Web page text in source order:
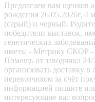
Предлагаем вам щенков
рождения 26.05.2026г, 4
(серый) и черный.
победители выставок,
генетических
иметь: - Метрику СКОР -
Помощь от заводчика
организовать доставку
перевозчиком за счёт
информацией пишите
интересующие вас